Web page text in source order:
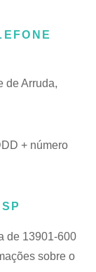
de Arruda,
+ número
de 13901-600
sobre o